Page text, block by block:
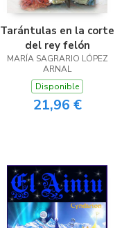
Tarántulas en la corte
del rey felón
MARÍA SAGRARIO LÓPEZ
ARNAL
Disponible
21,96 €